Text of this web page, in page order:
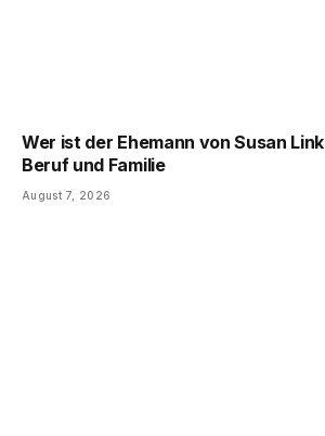
Wer ist der Ehemann von Susan
Beruf und Familie
August 7, 2026